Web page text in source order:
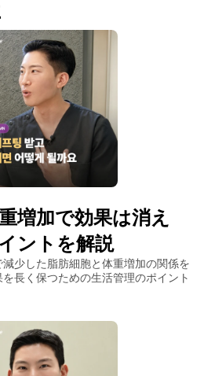
増加で効果は消え
ントを解説
少した脂肪細胞と体重増加の関係を
長く保つための生活管理のポイント